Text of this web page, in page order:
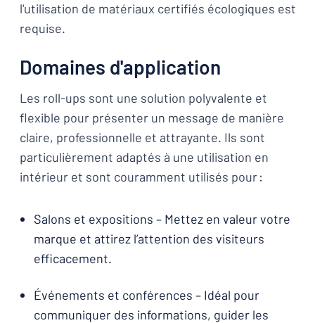
l'utilisation de matériaux certifiés écologiques est
requise.
Domaines d'application
Les roll-ups sont une solution polyvalente et
flexible pour présenter un message de manière
claire, professionnelle et attrayante. Ils sont
particulièrement adaptés à une utilisation en
intérieur et sont couramment utilisés pour :
Salons et expositions – Mettez en valeur votre
marque et attirez l’attention des visiteurs
efficacement.
Événements et conférences – Idéal pour
communiquer des informations, guider les